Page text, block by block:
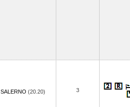
SALERNO (20.20) 3